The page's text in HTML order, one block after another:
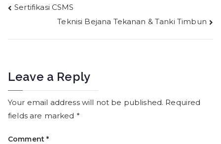
Post
navigation
Sertifikasi CSMS
Teknisi Bejana Tekanan & Tanki Timbun
Leave a Reply
Your email address will not be published. Required
fields are marked *
Comment*